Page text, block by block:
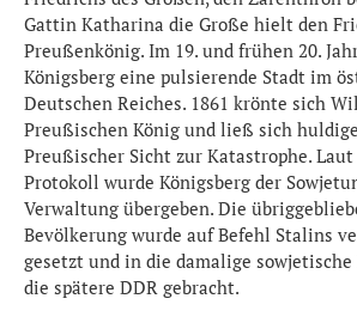
Gattin Katharina die Große hielt den
Preußenkönig. Im 19. und frühen 20.
Königsberg eine pulsierende Stadt im
Deutschen Reiches. 1861 krönte sich
Preußischen König und ließ sich
Preußischer Sicht zur Katastrophe. Laut
Protokoll wurde Königsberg der
Verwaltung übergeben. Die
Bevölkerung wurde auf Befehl Stalins
gesetzt und in die damalige sowjetische
die spätere DDR gebracht.